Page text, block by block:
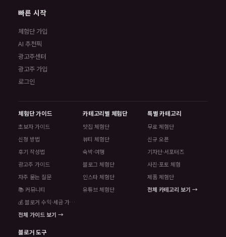
빠른 시작
체험단 가입
AI 추천픽
광고주센터
광고주 가입
로그인
체험단 가이드
초보자 가이드
신청 방법
후기 작성법
광고주 가이드
자주 묻는 질문
📚 커뮤니티
💰 블로거 수익·세금 가이드
전체 가이드 보기 →
카테고리별 체험단
맛집 체험단
뷰티 체험단
숙박·여행
블로그 체험단
인스타 체험단
유튜브 체험단
특별 카테고리
무료 체험단
신규 오픈
기자단·서포터즈
사진·포토 체험
제품 체험단
전체 카테고리 보기 →
블로거 도구